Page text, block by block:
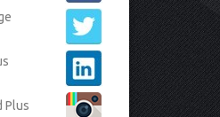
Plus